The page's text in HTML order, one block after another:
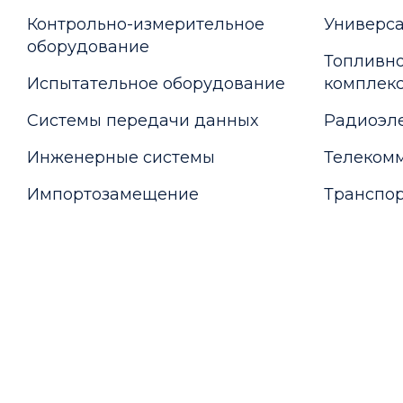
Контрольно-измерительное
оборудование
Испытательное оборудование
Системы передачи данных
Инженерные системы
Импортозамещение